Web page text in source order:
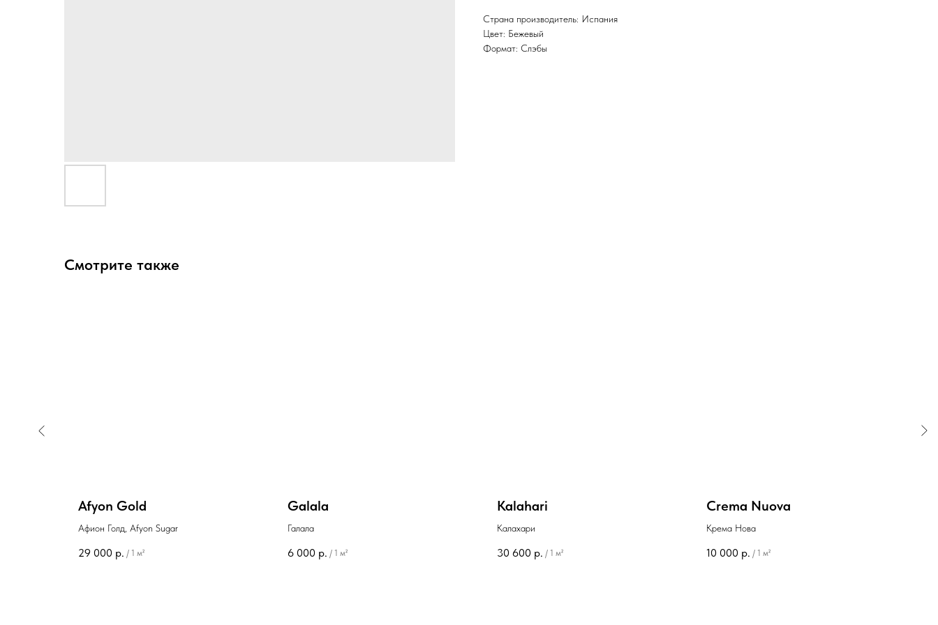
Страна производитель: Испания
Цвет: Бежевый
Формат: Слэбы
Смотрите также
Afyon Gold
Афион Голд, Afyon Sugar
29 000 р. / 1 м²
Galala
Галала
6 000 р. / 1 м²
Kalahari
Калахари
30 600 р. / 1 м²
Crema Nuova
Крема Нова
10 000 р. / 1 м²